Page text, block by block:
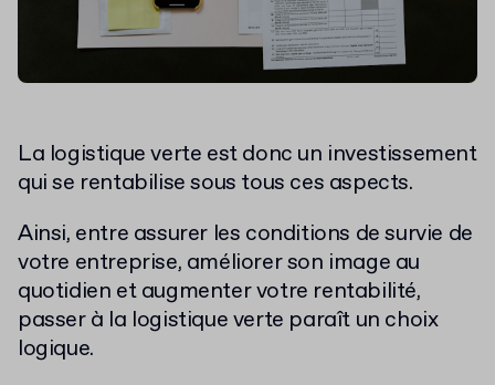
La logistique verte est donc un investissement
qui se rentabilise sous tous ces aspects.
Ainsi, entre assurer les conditions de survie de
votre entreprise, améliorer son image au
quotidien et augmenter votre rentabilité,
passer à la logistique verte paraît un choix
logique.